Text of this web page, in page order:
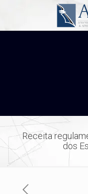
Receita
dos